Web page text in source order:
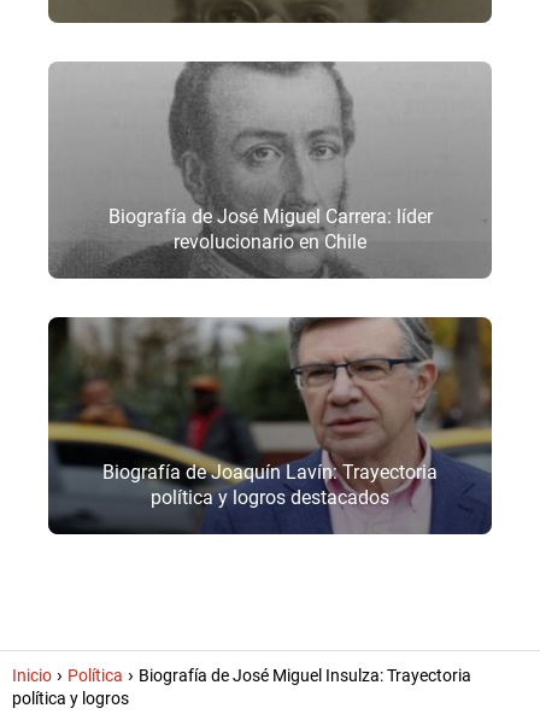
Biografía de José Miguel Carrera: líder
revolucionario en Chile
Biografía de Joaquín Lavín: Trayectoria
política y logros destacados
Inicio Política
Biografía de José Miguel Insulza: Trayectoria
política y logros